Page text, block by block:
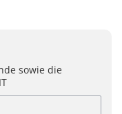
sowie die